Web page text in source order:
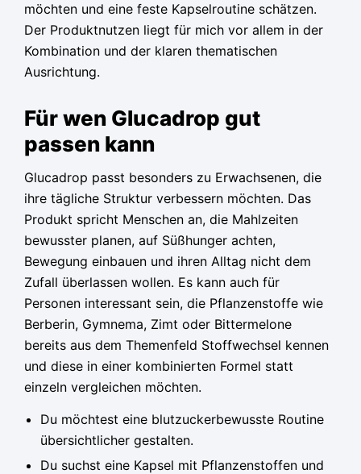
möchten und eine feste Kapselroutine schätzen.
Der Produktnutzen liegt für mich vor allem in der
Kombination und der klaren thematischen
Ausrichtung.
Für wen Glucadrop gut
passen kann
Glucadrop passt besonders zu Erwachsenen, die
ihre tägliche Struktur verbessern möchten. Das
Produkt spricht Menschen an, die Mahlzeiten
bewusster planen, auf Süßhunger achten,
Bewegung einbauen und ihren Alltag nicht dem
Zufall überlassen wollen. Es kann auch für
Personen interessant sein, die Pflanzenstoffe wie
Berberin, Gymnema, Zimt oder Bittermelone
bereits aus dem Themenfeld Stoffwechsel kennen
und diese in einer kombinierten Formel statt
einzeln vergleichen möchten.
Du möchtest eine blutzuckerbewusste Routine
übersichtlicher gestalten.
Du suchst eine Kapsel mit Pflanzenstoffen und